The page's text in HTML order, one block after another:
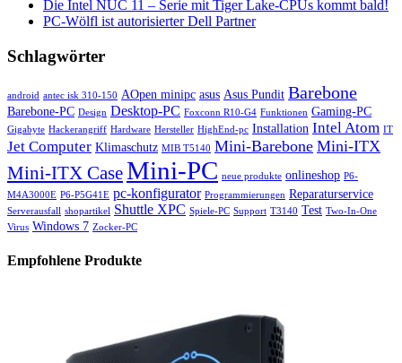
Die Intel NUC 11 – Serie mit Tiger Lake-CPUs kommt bald!
PC-Wölfl ist autorisierter Dell Partner
Schlagwörter
android antec isk 310-150 AOpen minipc asus Asus Pundit Barebone
Barebone-PC Design Desktop-PC Foxconn R10-G4 Funktionen Gaming-PC
Gigabyte Hackerangriff Hardware Hersteller HighEnd-pc Installation Intel Atom IT
Jet Computer Klimaschutz MIB T5140 Mini-Barebone Mini-ITX
Mini-ITX CaseMini-PC neue produkte onlineshop P6-
M4A3000E P6-P5G41E pc-konfigurator Programmierungen Reparaturservice
Serverausfall shopartikel Shuttle XPC Spiele-PC Support T3140 Test Two-In-One
Virus Windows 7 Zocker-PC
Empfohlene Produkte